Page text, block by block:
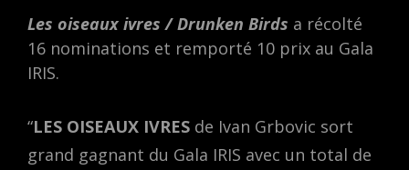
Les oiseaux ivres / Drunken Birds a récolté
16 nominations et remporté 10 prix au Gala
IRIS.
“LES OISEAUX IVRES de Ivan Grbovic sort
grand gagnant du Gala IRIS avec un total de